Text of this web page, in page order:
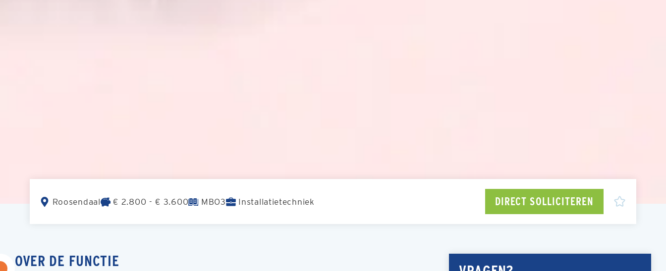
Roosendaal € 2.800 - € 3.600 MBO3 Installatietechniek DIRECT SOLLICITEREN
OVER DE FUNCTIE